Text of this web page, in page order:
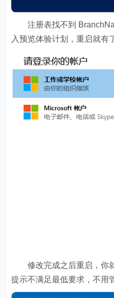
注册表找不到
入预览体验计划，重启就有
修改完成之后重启，你
提示不满足最低要求，不用